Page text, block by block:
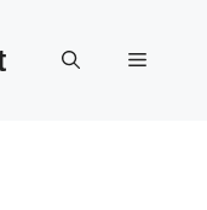
Menü